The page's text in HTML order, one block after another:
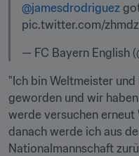
@jamesdrodriguez
pic.twitter.com/
— FC Bayern English
"Ich bin Weltmeister
geworden und wir
werde versuchen
danach werde ich aus
Nationalmannschaft